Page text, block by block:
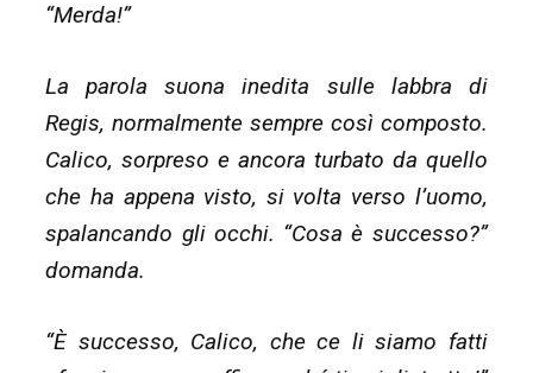
alle
18:00)”
“Merda!”
La parola suona inedita sulle labbra di
Regis, normalmente sempre così composto.
Calico, sorpreso e ancora turbato da quello
che ha appena visto, si volta verso l’uomo,
spalancando gli occhi. “Cosa è successo?”
domanda.
“È successo, Calico, che ce li siamo fatti